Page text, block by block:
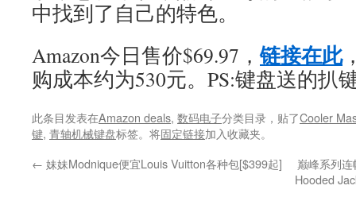
中找到了自己的特色。
Amazon今日售价$69.97，链接在此
购成本约为530元。PS:键盘送的
此条目发表在Amazon deals, 数码电子分类目录，贴了Cooler
键, 青轴机械键盘标签。将固定链接加入收藏夹。
← 妹妹Modnique便宜Louis Vuitton各种包[$399起]
巅峰系列
Hooded